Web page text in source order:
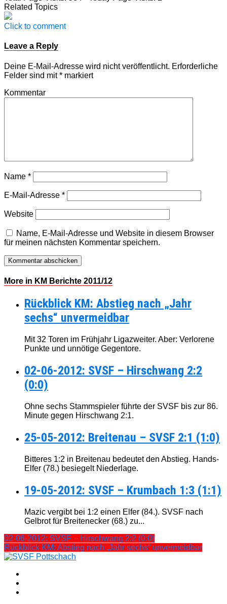
Related Topics
Click to comment
Leave a Reply
Deine E-Mail-Adresse wird nicht veröffentlicht. Erforderliche
Felder sind mit* markiert
Kommentar
Name *
E-Mail-Adresse *
Website
Name, E-Mail-Adresse und Website in diesem Browser
für meinen nächsten Kommentar speichern.
More in KM Berichte 2011/12
Rückblick KM: Abstieg nach „Jahr
sechs“ unvermeidbar
Mit 32 Toren im Frühjahr Ligazweiter. Aber: Verlorene
Punkte und unnötige Gegentore.
02-06-2012: SVSF – Hirschwang 2:2
(0:0)
Ohne sechs Stammspieler führte der SVSF bis zur 86.
Minute gegen Hirschwang 2:1.
25-05-2012: Breitenau – SVSF 2:1 (1:0)
Bitteres 1:2 in Breitenau bedeutet den Abstieg. Hands-
Elfer (78.) besiegelt Niederlage.
19-05-2012: SVSF – Krumbach 1:3 (1:1)
Mazic vergibt bei 1:2 einen Elfer (84.). SVSF nach
Gelbrot für Breitenecker (68.) zu...
02-06-2012: SVSF – Hirschwang 2:2 (0:0)
Rückblick KM: Abstieg nach „Jahr sechs“ unvermeidbar